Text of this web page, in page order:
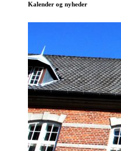
Kalender og nyheder